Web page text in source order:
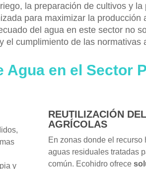
la preparación de cultivos y
para maximizar la producción
del agua en este sector no
el cumplimiento de las normativas
en el Sector
y
REUTILIZACIÓN
AGRÍCOLAS
En zonas donde el
aguas residuales tratadas
común. Ecohidro ofrece